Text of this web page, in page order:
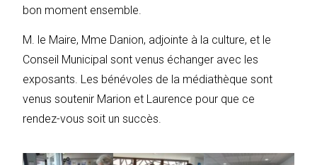
bon moment ensemble.
M. le Maire, Mme Danion, adjointe à la culture, et le
Conseil Municipal sont venus échanger avec les
exposants. Les bénévoles de la médiathèque sont
venus soutenir Marion et Laurence pour que ce
rendez-vous soit un succès.